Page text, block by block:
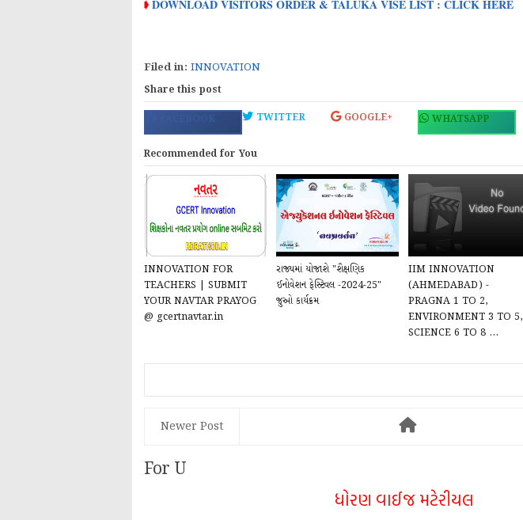
➧ DOWNLOAD VISITORS ORDER & TALUKA VISE LIST : CLICK HERE
Filed in: INNOVATION
Share this post
FACEBOOK TWITTER GOOGLE+ WHATSAPP
Recommended for You
INNOVATION FOR
TEACHERS | SUBMIT
YOUR NAVTAR PRAYOG
@ gcertnavtar.in
રાજ્યમાં યોજાશે "શૈક્ષણિક
ઈનોવેશન ફેસ્ટિવલ -2024-25"
જુઓ કાર્યક્રમ
IIM INNOVATION
(AHMEDABAD) -
PRAGNA 1 TO 2,
ENVIRONMENT 3 TO 5,
SCIENCE 6 TO 8 ...
Newer Post
For U
ધોરણ વાઈજ મટેરીયલ